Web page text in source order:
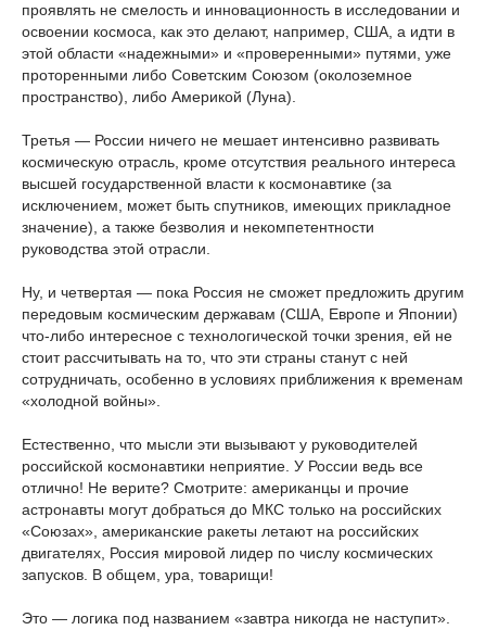
проявлять не смелость и инновационность в исследовании и
освоении космоса, как это делают, например, США, а идти в
этой области «надежными» и «проверенными» путями, уже
проторенными либо Советским Союзом (околоземное
пространство), либо Америкой (Луна).
Третья — России ничего не мешает интенсивно развивать
космическую отрасль, кроме отсутствия реального интереса
высшей государственной власти к космонавтике (за
исключением, может быть спутников, имеющих прикладное
значение), а также безволия и некомпетентности
руководства этой отрасли.
Ну, и четвертая — пока Россия не сможет предложить другим
передовым космическим державам (США, Европе и Японии)
что-либо интересное с технологической точки зрения, ей не
стоит рассчитывать на то, что эти страны станут с ней
сотрудничать, особенно в условиях приближения к временам
«холодной войны».
Естественно, что мысли эти вызывают у руководителей
российской космонавтики неприятие. У России ведь все
отлично! Не верите? Смотрите: американцы и прочие
астронавты могут добраться до МКС только на российских
«Союзах», американские ракеты летают на российских
двигателях, Россия мировой лидер по числу космических
запусков. В общем, ура, товарищи!
Это — логика под названием «завтра никогда не наступит».